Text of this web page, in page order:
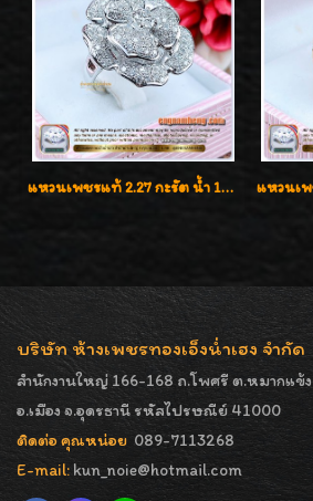
แหวนเพชรแท้ 2.27 กะรัต น้ำ 100% เบลเยี่ยมคัท ลวดลายดอกกุหลาบหรู
บริษัท ห้างเพชรทองเอ็งน่ำเฮง จำกัด
สำนักงานใหญ่ 166-168 ถ.โพศรี ต.หมากแข้ง
อ.เมือง จ.อุดรธานี รหัสไปรษณีย์ 41000
ติดต่อ คุณหน่อย 089-7113268
E-mail: kun_noie@hotmail.com